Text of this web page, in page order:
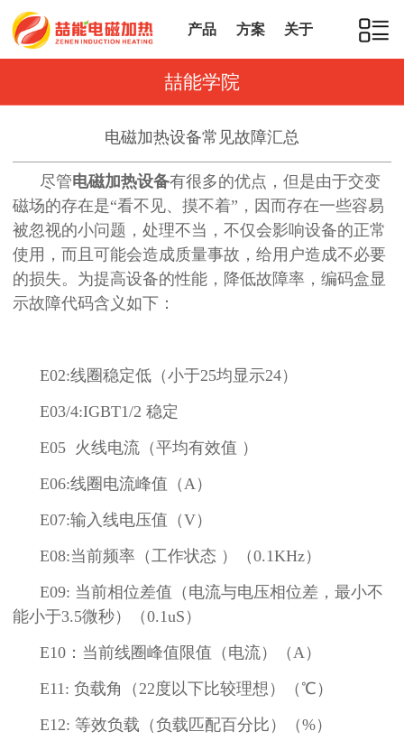
产品 方案 关于
喆能学院
电磁加热设备常见故障汇总
尽管电磁加热设备有很多的优点，但是由于交变
磁场的存在是“看不见、摸不着”，因而存在一些容易
被忽视的小问题，处理不当，不仅会影响设备的正常
使用，而且可能会造成质量事故，给用户造成不必要
的损失。为提高设备的性能，降低故障率，编码盒显
示故障代码含义如下：
E02:线圈稳定低（小于25均显示24）
E03/4:IGBT1/2 稳定
E05 火线电流（平均有效值 ）
E06:线圈电流峰值（A）
E07:输入线电压值（V）
E08:当前频率（工作状态 ）（0.1KHz）
E09: 当前相位差值（电流与电压相位差，最小不
能小于3.5微秒）（0.1uS）
E10：当前线圈峰值限值（电流）（A）
E11: 负载角（22度以下比较理想）（℃）
E12: 等效负载（负载匹配百分比）（%）